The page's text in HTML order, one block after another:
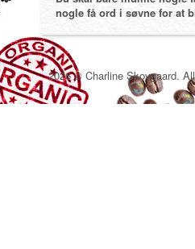
nogle få ord i søvne for at
2026 © Charline Skovgaard.